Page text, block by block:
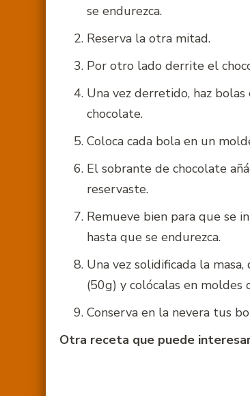
se endurezca.
Reserva la otra mitad.
Por otro lado derrite el
Una vez derretido, haz
chocolate.
Coloca cada bola en un
El sobrante de chocolate
reservaste.
Remueve bien para que se
hasta que se endurezca.
Una vez solidificada la
(50g) y colócalas en moldes
Conserva en la nevera tus
Otra receta que puede